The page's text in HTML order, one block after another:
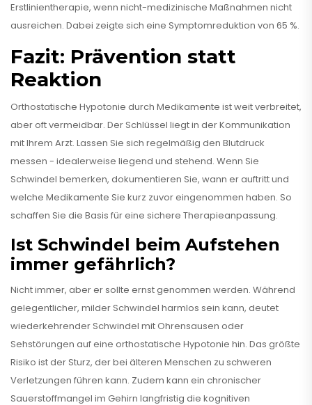
Erstlinientherapie, wenn nicht-medizinische Maßnahmen nicht
ausreichen. Dabei zeigte sich eine Symptomreduktion von 65 %.
Fazit: Prävention statt
Reaktion
Orthostatische Hypotonie durch Medikamente ist weit verbreitet,
aber oft vermeidbar. Der Schlüssel liegt in der Kommunikation
mit Ihrem Arzt. Lassen Sie sich regelmäßig den Blutdruck
messen - idealerweise liegend und stehend. Wenn Sie
Schwindel bemerken, dokumentieren Sie, wann er auftritt und
welche Medikamente Sie kurz zuvor eingenommen haben. So
schaffen Sie die Basis für eine sichere Therapieanpassung.
Ist Schwindel beim Aufstehen
immer gefährlich?
Nicht immer, aber er sollte ernst genommen werden. Während
gelegentlicher, milder Schwindel harmlos sein kann, deutet
wiederkehrender Schwindel mit Ohrensausen oder
Sehstörungen auf eine orthostatische Hypotonie hin. Das größte
Risiko ist der Sturz, der bei älteren Menschen zu schweren
Verletzungen führen kann. Zudem kann ein chronischer
Sauerstoffmangel im Gehirn langfristig die kognitiven